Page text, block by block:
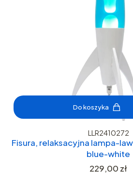
Do koszyka
LLR2410272
Fisura, relaksacyjna lampa-
blue-white
Cena
229,00 zł